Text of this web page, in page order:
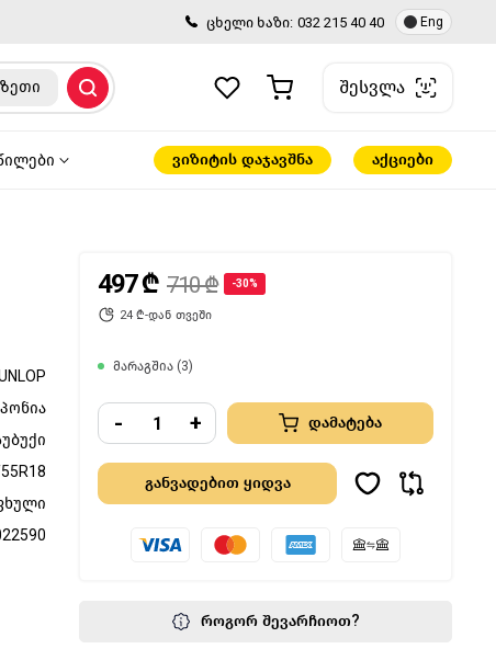
ცხელი ხაზი: 032 215 40 40 Eng
შესვლა
ვიზიტის დაჯავშნა აქციები
497 ₾ 710 ₾ -30%
24 ₾-დან თვეში
მარაგშია (3)
- + დამატება
როგორ შევარჩიოთ?